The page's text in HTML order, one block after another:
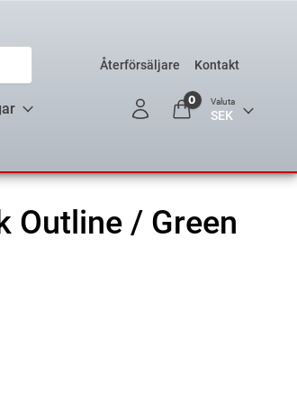
Återförsäljare Kontakt
0 Valuta
Outline / Green